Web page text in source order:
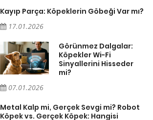
Kayıp Parça: Köpeklerin Göbeği Var mı?
17.01.2026
Görünmez Dalgalar:
Köpekler Wi-Fi
Sinyallerini Hisseder
mi?
07.01.2026
Metal Kalp mi, Gerçek Sevgi mi? Robot
Köpek vs. Gerçek Köpek: Hangisi